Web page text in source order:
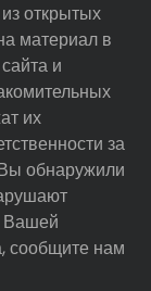
открытых
материал в
и
их
за
обнаружили
Вашей
сообщите нам